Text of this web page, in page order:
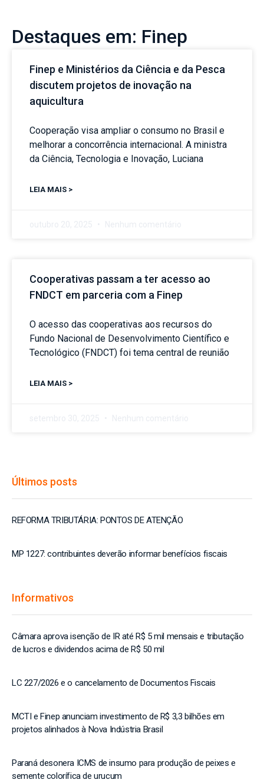
Destaques em: Finep
Finep e Ministérios da Ciência e da Pesca
discutem projetos de inovação na
aquicultura
Cooperação visa ampliar o consumo no Brasil e
melhorar a concorrência internacional. A ministra
da Ciência, Tecnologia e Inovação, Luciana
LEIA MAIS >
Cooperativas passam a ter acesso ao
FNDCT em parceria com a Finep
O acesso das cooperativas aos recursos do
Fundo Nacional de Desenvolvimento Científico e
Tecnológico (FNDCT) foi tema central de reunião
LEIA MAIS >
Últimos posts
REFORMA TRIBUTÁRIA: PONTOS DE ATENÇÃO
MP 1227: contribuintes deverão informar benefícios fiscais
Informativos
Câmara aprova isenção de IR até R$ 5 mil mensais e tributação
de lucros e dividendos acima de R$ 50 mil
LC 227/2026 e o cancelamento de Documentos Fiscais
MCTI e Finep anunciam investimento de R$ 3,3 bilhões em
projetos alinhados à Nova Indústria Brasil
Paraná desonera ICMS de insumo para produção de peixes e
semente colorífica de urucum